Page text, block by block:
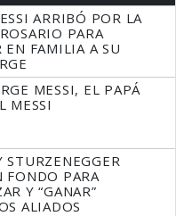
ARRIBÓ POR LA
PARA
EN FAMILIA A SU
MESSI, EL PAPÁ
MESSI
STURZENEGGER
FONDO PARA
Y “GANAR”
ALIADOS